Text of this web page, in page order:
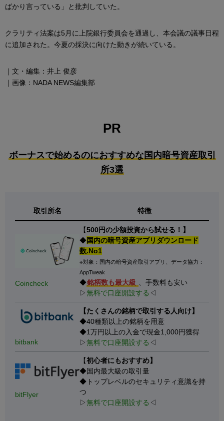
ばかり言っている」と批判していた。
クラリティ法案は5月に上院銀行委員会を通過し、本会議の議事日程
に追加された。今夏の採決に向けた動きが続いている。
｜文・編集：井上 俊彦
｜画像：NADA NEWS編集部
PR
ボーナスで始めるのにおすすめな国内暗号資産取引
所3選
取引所名 特徴
Coincheck
【500円の少額投資から試せる！】
◆国内の暗号資産アプリダウンロード
数.No1
※対象：国内の暗号資産取引アプリ、データ協力：
AppTweak
◆銘柄数も最大級 、手数料も安い
▷無料で口座開設する ◁
bitbank
【たくさんの銘柄で取引する人向け】
◆40種類以上の銘柄を用意
◆1万円以上の入金で現金1,000円獲得
▷無料で口座開設する ◁
bitFlyer
【初心者にもおすすめ】
◆国内最大級の取引量
◆トップレベルのセキュリティ意識を持
つ
▷無料で口座開設する ◁